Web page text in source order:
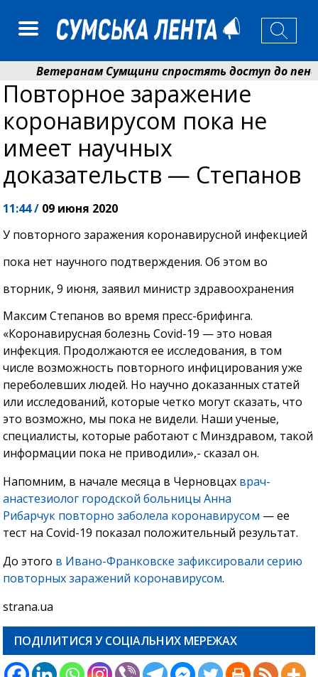
Ветеранам Сумщини спростять доступ до
Романько розширює програму відпочинку дітей
Повторное заражение
коронавирусом пока не
имеет научных
доказательств — Степанов
11:44 / 09 июня 2020
У повторного заражения коронавирусной инфекцией
пока нет научного подтверждения. Об этом во
вторник, 9 июня, заявил министр здравоохранения
Максим Степанов во время пресс-брифинга.
«Коронавирусная болезнь Covid-19 — это новая
инфекция. Продолжаются ее исследования, в том
числе возможность повторного инфицирования уже
переболевших людей. Но научно доказанных статей
или исследований, которые четко могут сказать, что
это возможно, мы пока не видели. Наши ученые,
специалисты, которые работают с Минздравом, такой
информации пока не приводили»,- сказал он.
Напомним, в начале месяца в Черновцах врач-
анастезиолог городской больницы Анна
Рибарчук повторно заболела коронавирусом — ее
тест на Covid-19 показал положительный результат.
До этого в Ивано-Франковске зафиксировали серию
повторных заражений коронавирусом.
strana.ua
ПОДІЛИТИСЯ У СОЦІАЛЬНИХ МЕРЕЖАХ